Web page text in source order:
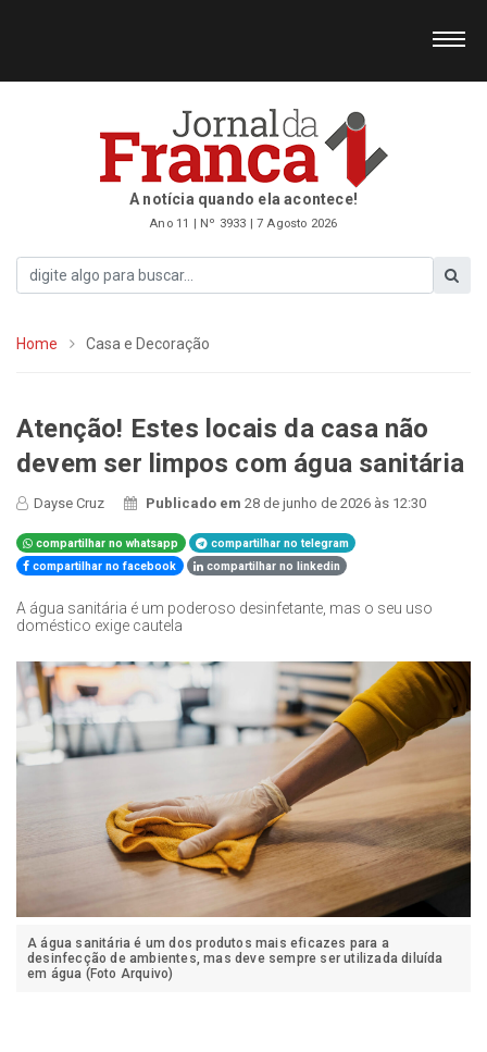
A notícia quando ela acontece!
Ano 11 | Nº 3933 | 7 Agosto 2026
Home Casa e Decoração
Atenção! Estes locais da casa não
devem ser limpos com água sanitária
Dayse Cruz Publicado em28 de junho de 2026 às 12:30
compartilhar no whatsapp
compartilhar no telegram
compartilhar no facebook
compartilhar no linkedin
A água sanitária é um poderoso desinfetante, mas o seu uso
doméstico exige cautela
A água sanitária é um dos produtos mais eficazes para a
desinfecção de ambientes, mas deve sempre ser utilizada diluída
em água (Foto Arquivo)